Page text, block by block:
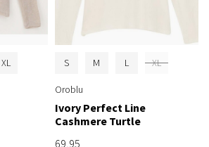
XL S M L XL
Oroblu
Ivory Perfect Line
Cashmere Turtle
69,95